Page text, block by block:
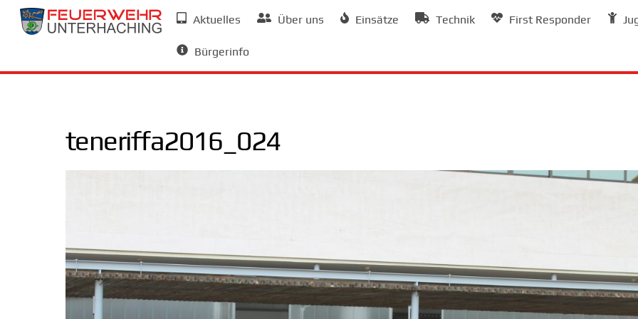
Skip
Aktuelles Über uns Einsätze Technik First Responder
Bürgerinfo
teneriffa2016_024